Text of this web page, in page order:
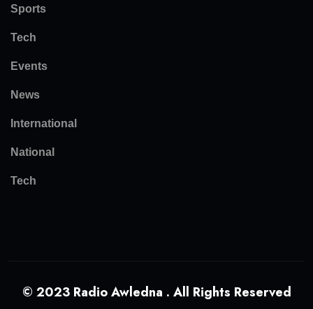
Sports
Tech
Events
News
International
National
Tech
© 2023 Radio Awledna . All Rights Reserved